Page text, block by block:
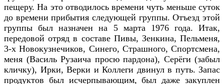
пещеру. На это отводилось времени чуть меньше суток
до времени прибытия следующей группы. Отъезд этой
группы был назначен на 5 марта 1976 года. Итак,
передовой отряд в составе Пивы, Зенкина, Пельменя,
3-х Новокузнечиков, Синего, Страшного, Спортсмена,
меня (Василь Рузаича просю пардона), Серёги (забыл
кличку), Ирки, Верки и Коллеги двинул в путь. Запас
продуктов был исчерпывающим, был даже закуплен